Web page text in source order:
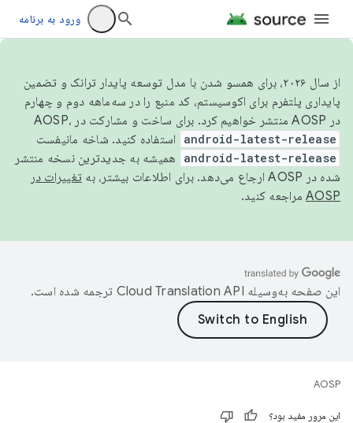
ورود به برنامه
از سال ۲۰۲۶، برای همسو شدن با مدل توسعه پایدار ترانک و تضمین
پایداری پلتفرم برای اکوسیستم، کد منبع را در سه‌ماهه دوم و چهارم
در AOSP منتشر خواهیم کرد. برای ساخت و مشارکت در AOSP،
android-latest-release استفاده کنید. شاخه مانیفست
android-latest-release
همیشه به جدیدترین نسخه منتشر
شده در AOSP ارجاع می‌دهد. برای اطلاعات بیشتر، به
تغییرات در
AOSP مراجعه کنید.
این صفحه به‌وسیله ترجمه شده است.
AOSP
این مرور مفید بود؟